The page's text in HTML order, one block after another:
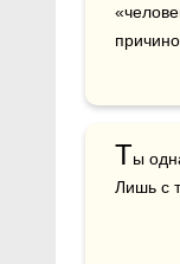
Ты
Лишь с